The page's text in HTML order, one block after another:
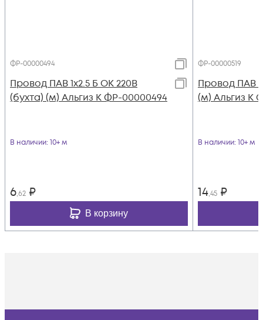
ФР-00000494
Провод ПАВ 1х2.5 Б ОК 220В
(бухта) (м) Альгиз К ФР-00000494
В наличии: 10+ м
6,62 ₽
В корзину
ФР-00000519
Провод ПАВ
(м) Альгиз К
В наличии: 10+ м
14,45 ₽